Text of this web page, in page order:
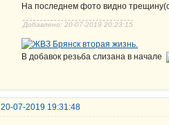
На последнем фото видно
Добавлено: 20-07-2019 20:23:15
В добавок резьба слизана в начале
20-07-2019 19:31:48